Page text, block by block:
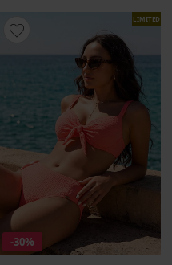
LIMITED
-30%